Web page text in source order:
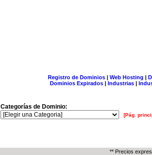
Registro de Dominios| Web Hosting |
Dominios Expirados | Industrias |
Categorías de Dominio:
[Pág.
** Precios